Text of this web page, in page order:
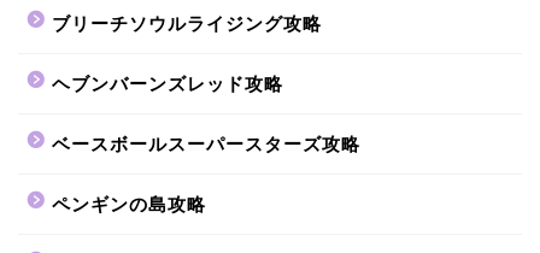
ブリーチソウルライジング攻略
ヘブンバーンズレッド攻略
ベースボールスーパースターズ攻略
ペンギンの島攻略